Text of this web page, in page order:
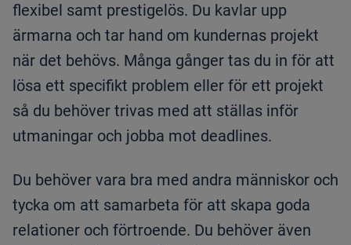
flexibel samt prestigelös. Du kavlar upp
ärmarna och tar hand om kundernas projekt
när det behövs. Många gånger tas du in för att
lösa ett specifikt problem eller för ett projekt
så du behöver trivas med att ställas inför
utmaningar och jobba mot deadlines.
Du behöver vara bra med andra människor och
tycka om att samarbeta för att skapa goda
relationer och förtroende. Du behöver även